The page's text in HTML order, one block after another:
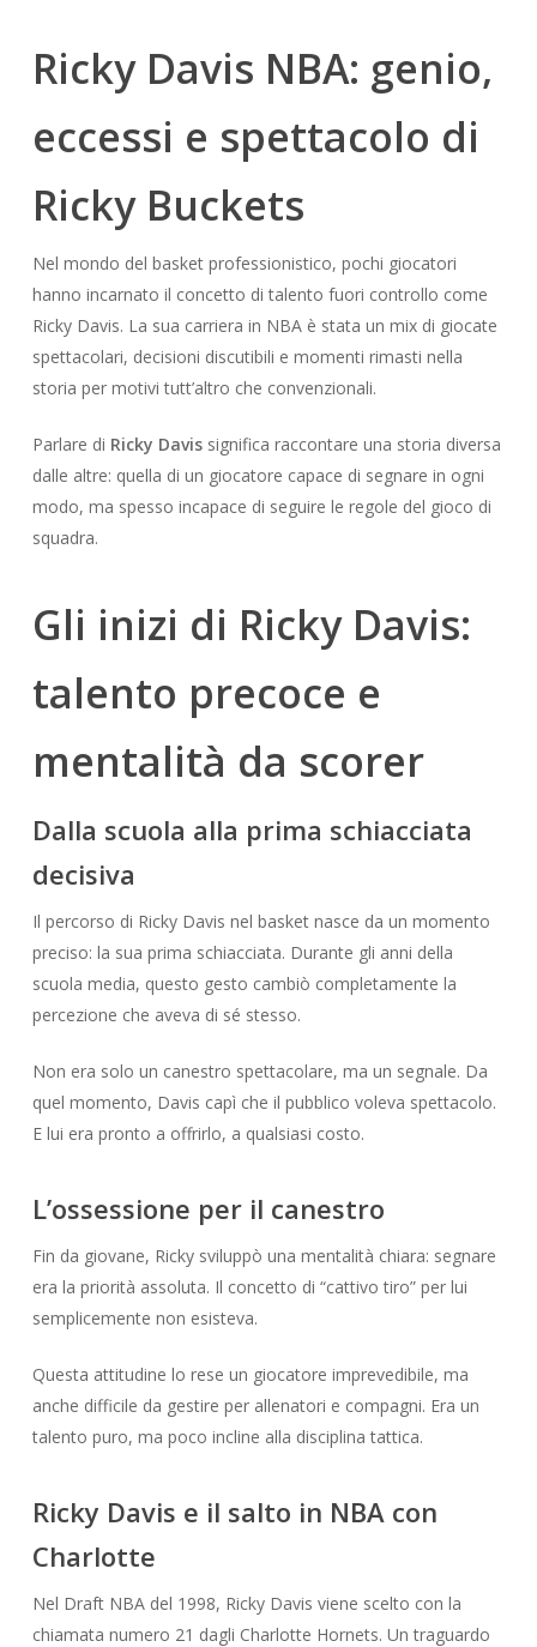
Ricky Davis NBA: genio,
eccessi e spettacolo di
Ricky Buckets
Nel mondo del basket professionistico, pochi giocatori
hanno incarnato il concetto di talento fuori controllo come
Ricky Davis. La sua carriera in NBA è stata un mix di giocate
spettacolari, decisioni discutibili e momenti rimasti nella
storia per motivi tutt’altro che convenzionali.
Parlare di Ricky Davis significa raccontare una storia diversa
dalle altre: quella di un giocatore capace di segnare in ogni
modo, ma spesso incapace di seguire le regole del gioco di
squadra.
Gli inizi di Ricky Davis:
talento precoce e
mentalità da scorer
Dalla scuola alla prima schiacciata
decisiva
Il percorso di Ricky Davis nel basket nasce da un momento
preciso: la sua prima schiacciata. Durante gli anni della
scuola media, questo gesto cambiò completamente la
percezione che aveva di sé stesso.
Non era solo un canestro spettacolare, ma un segnale. Da
quel momento, Davis capì che il pubblico voleva spettacolo.
E lui era pronto a offrirlo, a qualsiasi costo.
L’ossessione per il canestro
Fin da giovane, Ricky sviluppò una mentalità chiara: segnare
era la priorità assoluta. Il concetto di “cattivo tiro” per lui
semplicemente non esisteva.
Questa attitudine lo rese un giocatore imprevedibile, ma
anche difficile da gestire per allenatori e compagni. Era un
talento puro, ma poco incline alla disciplina tattica.
Ricky Davis e il salto in NBA con
Charlotte
Nel Draft NBA del 1998, Ricky Davis viene scelto con la
chiamata numero 21 dagli Charlotte Hornets. Un traguardo